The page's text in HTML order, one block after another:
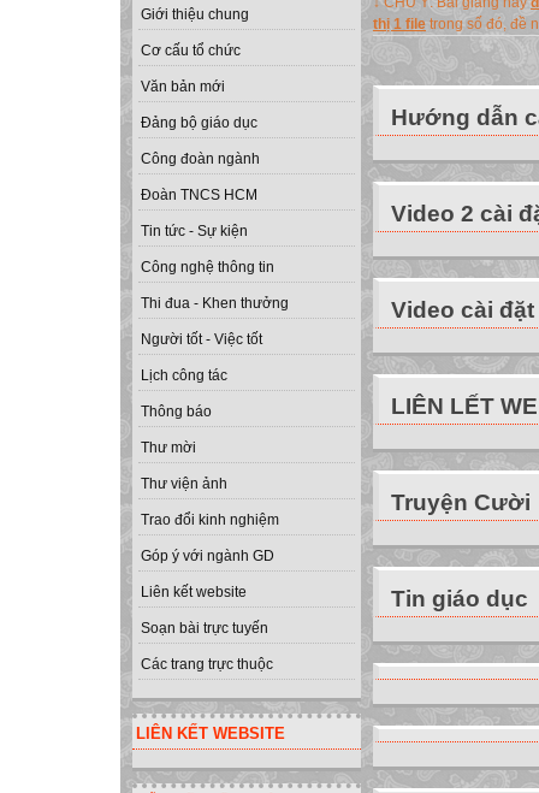
Giới thiệu chung
Cơ cấu tổ chức
Văn bản mới
Đảng bộ giáo dục
Công đoàn ngành
Đoàn TNCS HCM
Tin tức - Sự kiện
Công nghệ thông tin
Thi đua - Khen thưởng
Người tốt - Việc tốt
Lịch công tác
Thông báo
Thư mời
Thư viện ảnh
Trao đổi kinh nghiệm
Góp ý với ngành GD
Liên kết website
Soạn bài trực tuyến
Các trang trực thuộc
LIÊN KẾT WEBSITE
thị 1 file trong số đó, đề
Hướng dẫn
Video 2 cài
Video cài đặt
LIÊN LẾT
Truyện Cười
Tin giáo dục